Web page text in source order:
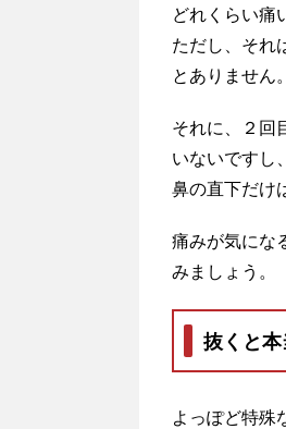
どれくらい痛
ただし、それ
とありません。
それに、２回
いないですし
鼻の直下だけ
痛みが気にな
みましょう。
抜くと
よっぽど特殊